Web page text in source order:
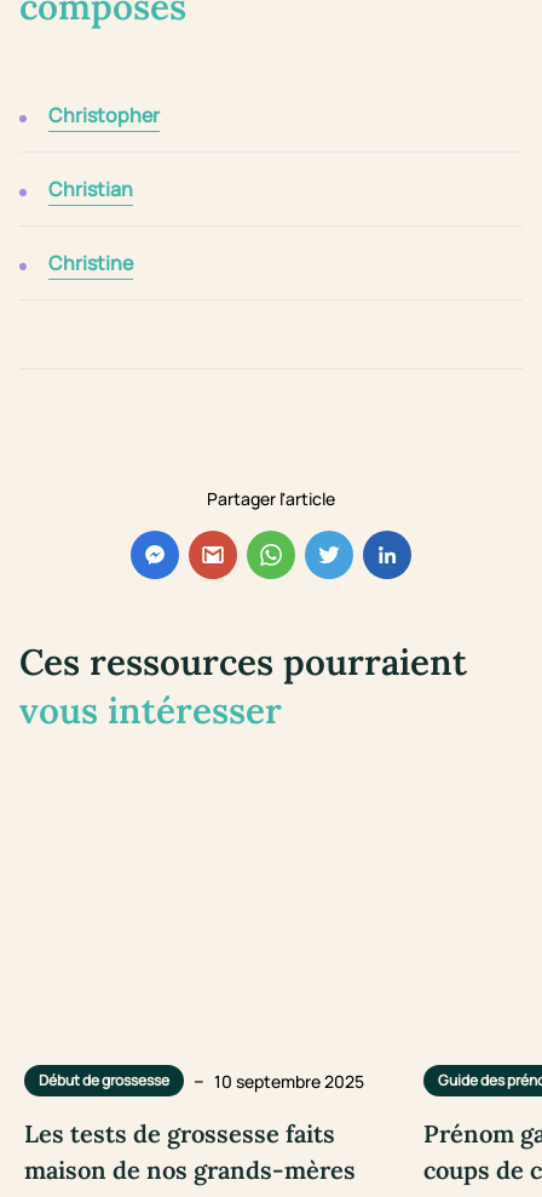
Partager l'article
Christopher
Christian
Christine
Ces ressources pourraient
vous intéresser
Début de grossesse – 10 septembre 2025
Les tests de grossesse faits
maison de nos grands-mères
Guide des
Prénom
coups de